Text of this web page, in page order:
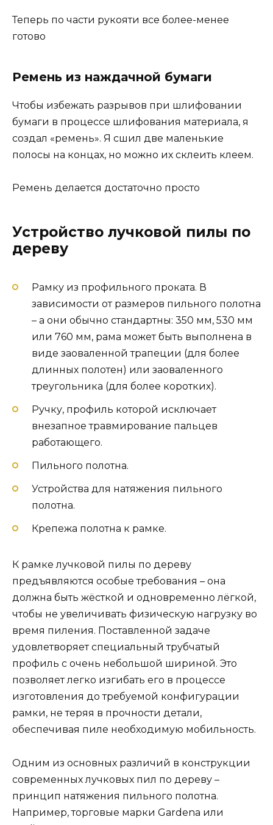
Теперь по части рукояти все более-менее
готово
Ремень из наждачной бумаги
Чтобы избежать разрывов при шлифовании
бумаги в процессе шлифования материала, я
создал «ремень». Я сшил две маленькие
полосы на концах, но можно их склеить клеем.
Ремень делается достаточно просто
Устройство лучковой пилы по
дереву
Рамку из профильного проката. В
зависимости от размеров пильного полотна
– а они обычно стандартны: 350 мм, 530 мм
или 760 мм, рама может быть выполнена в
виде заоваленной трапеции (для более
длинных полотен) или заоваленного
треугольника (для более коротких).
Ручку, профиль которой исключает
внезапное травмирование пальцев
работающего.
Пильного полотна.
Устройства для натяжения пильного
полотна.
Крепежа полотна к рамке.
К рамке лучковой пилы по дереву
предъявляются особые требования – она
должна быть жёсткой и одновременно лёгкой,
чтобы не увеличивать физическую нагрузку во
время пиления. Поставленной задаче
удовлетворяет специальный трубчатый
профиль с очень небольшой шириной. Это
позволяет легко изгибать его в процессе
изготовления до требуемой конфигурации
рамки, не теряя в прочности детали,
обеспечивая пиле необходимую мобильность.
Одним из основных различий в конструкции
современных лучковых пил по дереву –
принцип натяжения пильного полотна.
Например, торговые марки Gardena или